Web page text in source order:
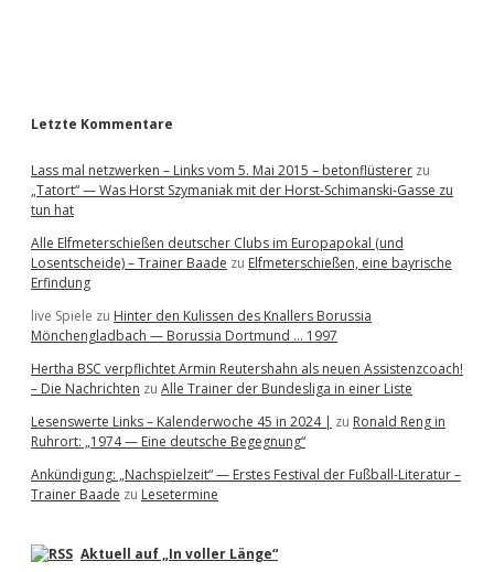
Letzte Kommentare
Lass mal netzwerken – Links vom 5. Mai 2015 – betonflüsterer zu
„Tatort“ — Was Horst Szymaniak mit der Horst-Schimanski-Gasse zu
tun hat
Alle Elfmeterschießen deutscher Clubs im Europapokal (und
Losentscheide) – Trainer Baade zu Elfmeterschießen, eine bayrische
Erfindung
live Spiele zu Hinter den Kulissen des Knallers Borussia
Mönchengladbach — Borussia Dortmund … 1997
Hertha BSC verpflichtet Armin Reutershahn als neuen Assistenzcoach!
– Die Nachrichten zu Alle Trainer der Bundesliga in einer Liste
Lesenswerte Links – Kalenderwoche 45 in 2024 | zu Ronald Reng in
Ruhrort: „1974 — Eine deutsche Begegnung“
Ankündigung: „Nachspielzeit“ — Erstes Festival der Fußball-Literatur –
Trainer Baade zu Lesetermine
Aktuell auf „In voller Länge“